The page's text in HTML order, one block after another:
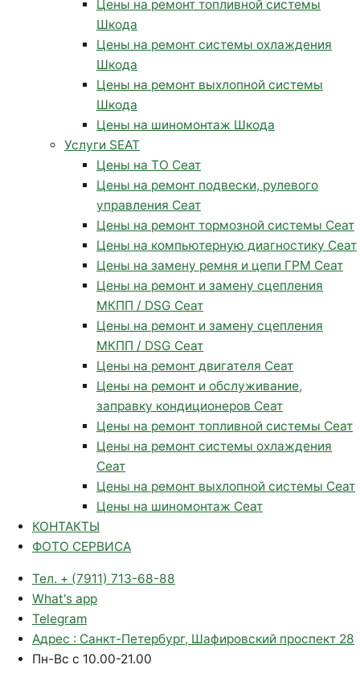
Цены на ремонт топливной системы
Шкода
Цены на ремонт системы охлаждения
Шкода
Цены на ремонт выхлопной системы
Шкода
Цены на шиномонтаж Шкода
Услуги SEAT
Цены на ТО Сеат
Цены на ремонт подвески, рулевого
управления Сеат
Цены на ремонт тормозной системы Сеат
Цены на компьютерную диагностику Сеат
Цены на замену ремня и цепи ГРМ Сеат
Цены на ремонт и замену сцепления
МКПП / DSG Сеат
Цены на ремонт и замену сцепления
МКПП / DSG Сеат
Цены на ремонт двигателя Сеат
Цены на ремонт и обслуживание,
заправку кондиционеров Сеат
Цены на ремонт топливной системы Сеат
Цены на ремонт системы охлаждения
Сеат
Цены на ремонт выхлопной системы Сеат
Цены на шиномонтаж Сеат
КОНТАКТЫ
ФОТО СЕРВИСА
Тел. + (7911) 713-68-88
What's app
Telegram
Адрес : Санкт-Петербург, Шафировский проспект 28
Пн-Вс с 10.00-21.00